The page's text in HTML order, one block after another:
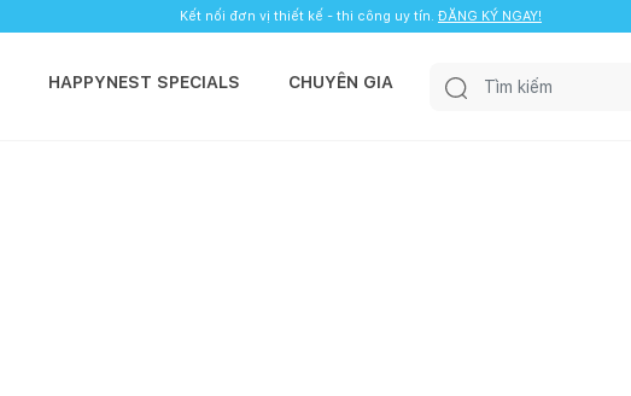
Kết nối đơn vị thiết kế - thi công uy tín. ĐĂNG KÝ NGAY!
HAPPYNEST SPECIALS CHUYÊN GIA